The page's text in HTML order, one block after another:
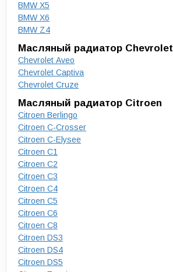
BMW X5
BMW X6
BMW Z4
Масляный радиатор Chevrolet
Chevrolet Aveo
Chevrolet Captiva
Chevrolet Cruze
Масляный радиатор Citroen
Citroen Berlingo
Citroen C-Crosser
Citroen C-Elysee
Citroen C1
Citroen C2
Citroen C3
Citroen C4
Citroen C5
Citroen C6
Citroen C8
Citroen DS3
Citroen DS4
Citroen DS5